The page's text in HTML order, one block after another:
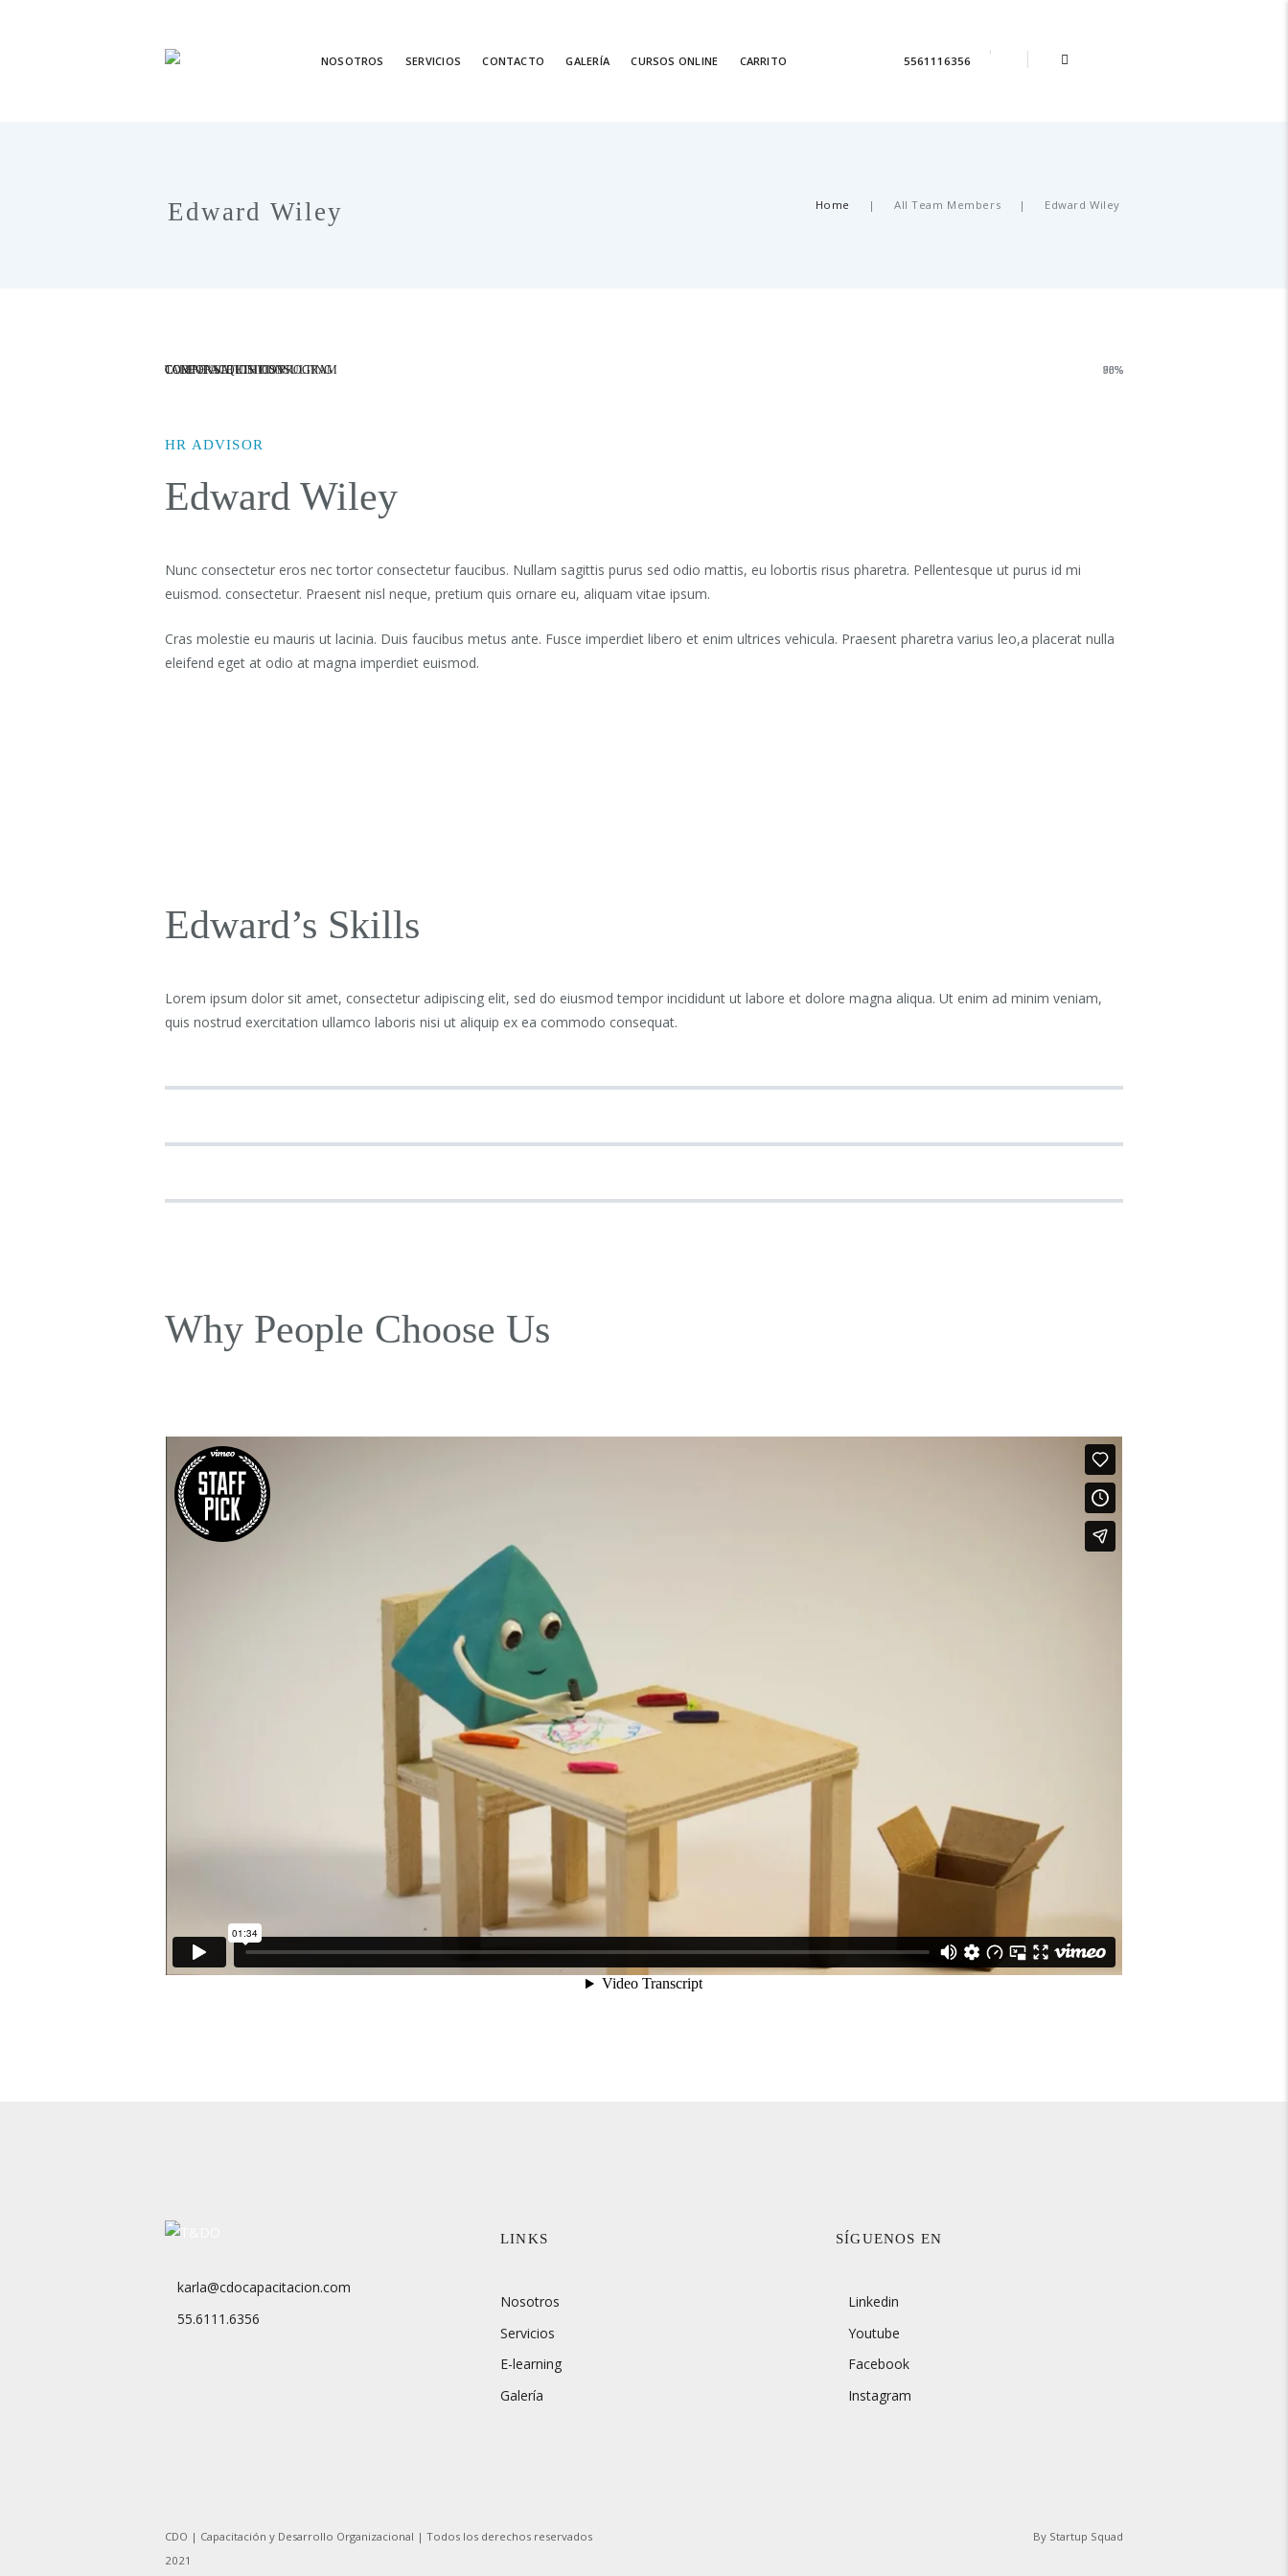
5561116356
NOSOTROS SERVICIOS CONTACTO GALERÍA CURSOS ONLINE CARRITO
Edward Wiley Home All Team Members Edward Wiley
HR ADVISOR
Edward Wiley
Nunc consectetur eros nec tortor consectetur faucibus. Nullam sagittis purus sed odio mattis, eu lobortis risus pharetra. Pellentesque ut purus id mi
euismod. consectetur. Praesent nisl neque, pretium quis ornare eu, aliquam vitae ipsum.
Cras molestie eu mauris ut lacinia. Duis faucibus metus ante. Fusce imperdiet libero et enim ultrices vehicula. Praesent pharetra varius leo,a placerat nulla
eleifend eget at odio at magna imperdiet euismod.
Edward’s Skills
Lorem ipsum dolor sit amet, consectetur adipiscing elit, sed do eiusmod tempor incididunt ut labore et dolore magna aliqua. Ut enim ad minim veniam,
quis nostrud exercitation ullamco laboris nisi ut aliquip ex ea commodo consequat.
TALENT ACQUISITION 93%
COMPENSATION CONSULTING 70%
CORPORATE ETHICS PROGRAM 86%
Why People Choose Us
karla@cdocapacitacion.com
55.6111.6356
LINKS
Nosotros
Servicios
E-learning
Galería
SÍGUENOS EN
Linkedin
Youtube
Facebook
Instagram
CDO | Capacitación y Desarrollo Organizacional | Todos los derechos reservados
2021
By Startup Squad